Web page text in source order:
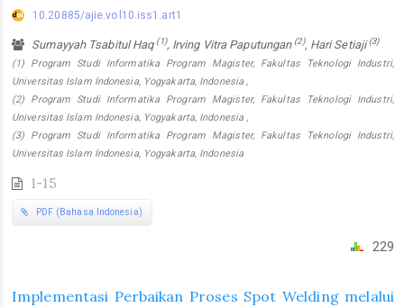
10.20885/ajie.vol10.iss1.art1
Sumayyah Tsabitul Haq (1), Irving Vitra Paputungan (2), Hari Setiaji(3)
(1) Program Studi Informatika Program Magister, Fakultas Teknologi Industri,
Universitas Islam Indonesia, Yogyakarta, Indonesia ,
(2) Program Studi Informatika Program Magister, Fakultas Teknologi Industri,
Universitas Islam Indonesia, Yogyakarta, Indonesia ,
(3) Program Studi Informatika Program Magister, Fakultas Teknologi Industri,
Universitas Islam Indonesia, Yogyakarta, Indonesia
1-15
PDF (Bahasa Indonesia)
229
Implementasi Perbaikan Proses Spot Welding melalui